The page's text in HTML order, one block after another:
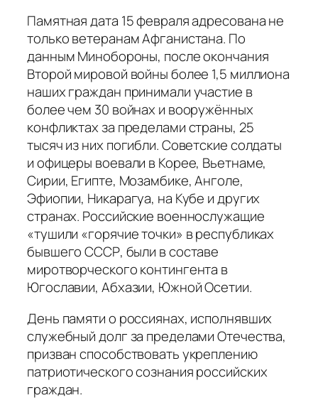
Памятная дата 15 февраля адресована не
только ветеранам Афганистана. По
данным Минобороны, после окончания
Второй мировой войны более 1,5 миллиона
наших граждан принимали участие в
более чем 30 войнах и вооружённых
конфликтах за пределами страны, 25
тысяч из них погибли. Советские солдаты
и офицеры воевали в Корее, Вьетнаме,
Сирии, Египте, Мозамбике, Анголе,
Эфиопии, Никарагуа, на Кубе и других
странах. Российские военнослужащие
«тушили «горячие точки» в республиках
бывшего СССР, были в составе
миротворческого контингента в
Югославии, Абхазии, Южной Осетии.
День памяти о россиянах, исполнявших
служебный долг за пределами Отечества,
призван способствовать укреплению
патриотического сознания российских
граждан.